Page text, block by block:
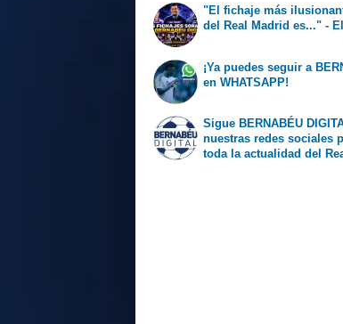
"El fichaje más
del Real Madrid es..." -
¡Ya puedes seguir a
en WHATSAPP!
Sigue BERNABÉU
nuestras redes sociales
toda la actualidad del